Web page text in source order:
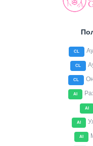
CL
CL
CL
AI
AI
AI
AI